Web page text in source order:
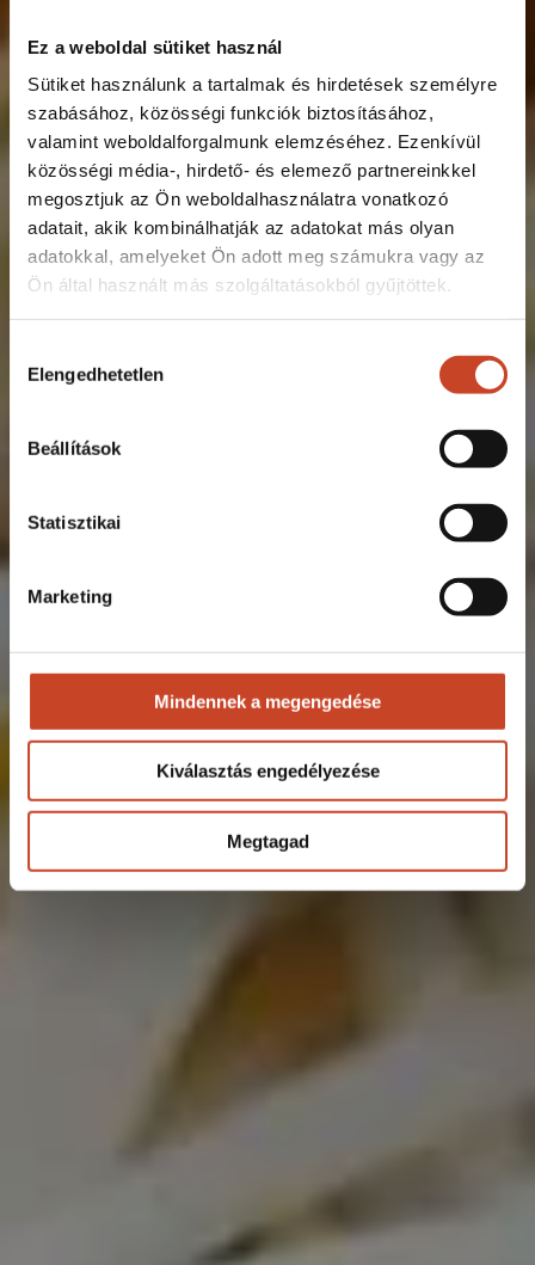
Ez a weboldal sütiket használ
Sütiket használunk a tartalmak és hirdetések személyre
szabásához, közösségi funkciók biztosításához,
valamint weboldalforgalmunk elemzéséhez. Ezenkívül
közösségi média-, hirdető- és elemező partnereinkkel
megosztjuk az Ön weboldalhasználatra vonatkozó
adatait, akik kombinálhatják az adatokat más olyan
adatokkal, amelyeket Ön adott meg számukra vagy az
Ön által használt más szolgáltatásokból gyűjtöttek.
kiválasztása
Elengedhetetlen
Beállítások
Statisztikai
Marketing
Mindennek a megengedése
Kiválasztás engedélyezése
Megtagad